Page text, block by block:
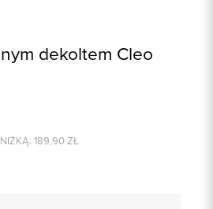
dekoltem Cleo
189,90 ZŁ